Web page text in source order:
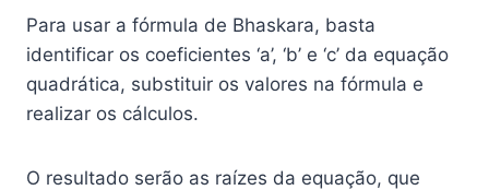
Para usar a fórmula de Bhaskara, basta
identificar os coeficientes ‘a’, ‘b’ e ‘c’ da equação
quadrática, substituir os valores na fórmula e
realizar os cálculos.
O resultado serão as raízes da equação, que